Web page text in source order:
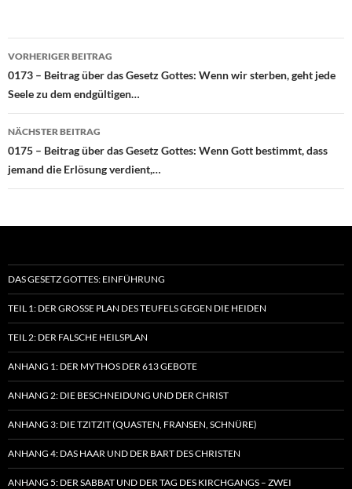
Beitragsnavigation
VORHERIGER BEITRAG
0173 – Beitrag über das Gesetz Gottes: Wenn wir sterben, geht jede
Seele zu dem endgültigen…
NÄCHSTER BEITRAG
0175 – Beitrag über das Gesetz Gottes: Wenn Gott bestimmt, dass
jemand die Erlösung verdient,…
DAS GESETZ GOTTES: EINFÜHRUNG
TEIL 1: DER GROSSE PLAN DES TEUFELS GEGEN DIE HEIDEN
TEIL 2: DER FALSCHE HEILSPLAN
ANHANG 1: DER MYTHOS DER 613 GEBOTE
ANHANG 2: DIE BESCHNEIDUNG UND DER CHRIST
ANHANG 3: DIE TZITZIT (QUASTEN, FRANSEN, SCHNÜRE)
ANHANG 4: DAS HAAR UND DER BART DES CHRISTEN
ANHANG 5: DER SABBAT UND DER TAG DES KIRCHGANGS – ZWEI